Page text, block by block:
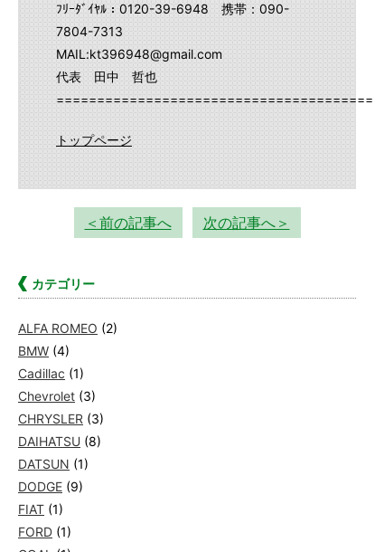
ﾌﾘｰﾀﾞｲﾔﾙ：0120-39-6948 携帯：090-
7804-7313
MAIL:kt396948@gmail.com
代表 田中 哲也
トップページ
＜前の記事へ 次の記事へ＞
カテゴリー
ALFA ROMEO (2)
BMW (4)
Cadillac (1)
Chevrolet (3)
CHRYSLER (3)
DAIHATSU (8)
DATSUN (1)
DODGE (9)
FIAT (1)
FORD (1)